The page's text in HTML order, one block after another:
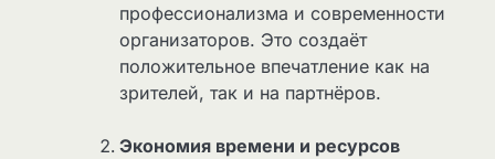
профессионализма и современности
организаторов. Это создаёт
положительное впечатление как на
зрителей, так и на партнёров.
Экономия времени и ресурсов